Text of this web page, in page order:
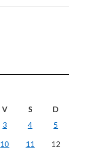
V S
D
3 4 5
10 11 12